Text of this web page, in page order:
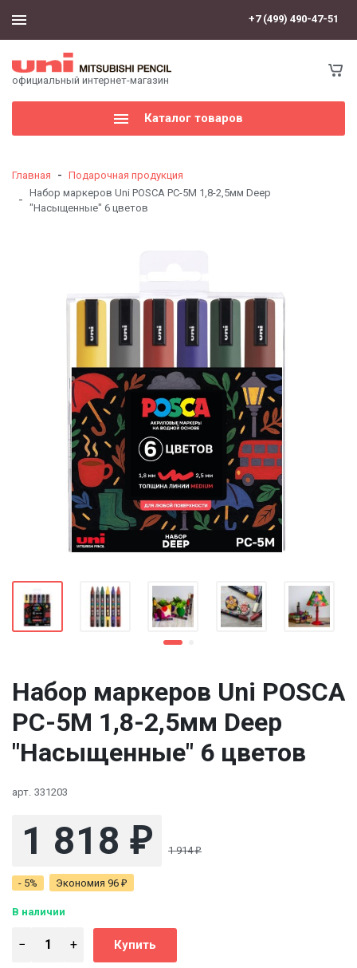
+7 (499) 490-47-51
официальный интернет-магазин
Каталог товаров
Главная - Подарочная продукция
- Набор маркеров Uni POSCA PC-5M 1,8-2,5мм Deep
"Насыщенные" 6 цветов
Набор маркеров Uni POSCA
PC-5M 1,8-2,5мм Deep
"Насыщенные" 6 цветов
арт. 331203
1 818 ₽ 1 914₽
- 5% Экономия 96 ₽
В наличии